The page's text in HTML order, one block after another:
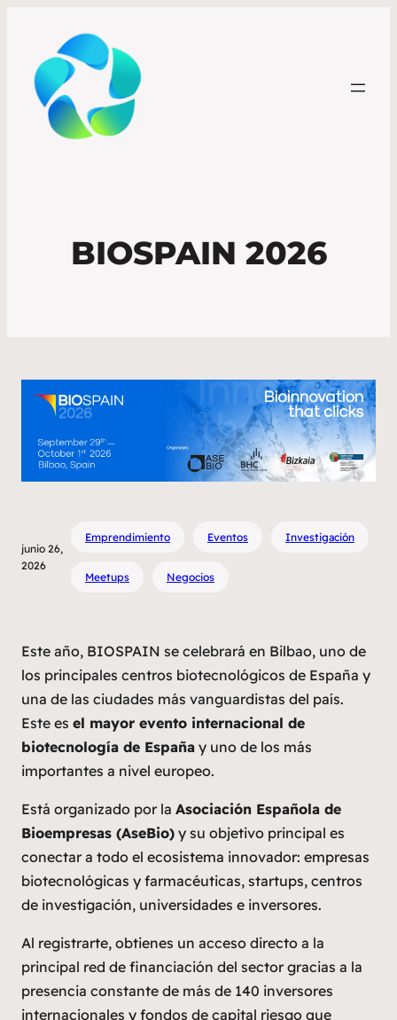
BIOSPAIN 2026
junio 26,
2026
Emprendimiento Eventos Investigación
Meetups Negocios
Este año, BIOSPAIN se celebrará en Bilbao, uno de
los principales centros biotecnológicos de España y
una de las ciudades más vanguardistas del país.
Este es el mayor evento internacional de
biotecnología de España y uno de los más
importantes a nivel europeo.
Está organizado por la Asociación Española de
Bioempresas (AseBio) y su objetivo principal es
conectar a todo el ecosistema innovador: empresas
biotecnológicas y farmacéuticas, startups, centros
de investigación, universidades e inversores.
Al registrarte, obtienes un acceso directo a la
principal red de financiación del sector gracias a la
presencia constante de más de 140 inversores
internacionales y fondos de capital riesgo que